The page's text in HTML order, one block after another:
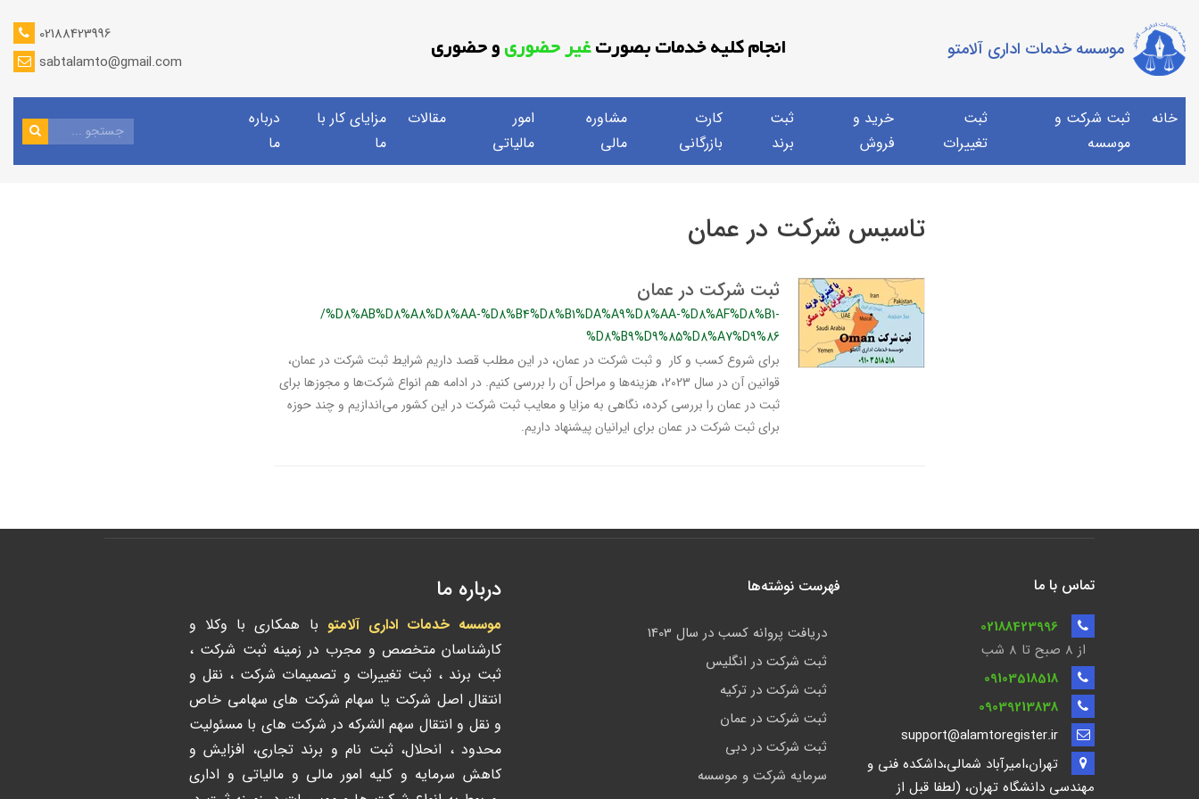
موسسه خدمات اداری آلامتو انجام کلیه خدمات بصورتغیر حضوریو حضوری
02188423996
sabtalamto@gmail.com
خانه
ثبت شرکت و
موسسه
ثبت
تغییرات
خرید و
فروش
ثبت
برند
کارت
بازرگانی
مشاوره
مالی
امور
مالیاتی
مقالات
مزایای کار با
ما
درباره
ما
تاسیس شرکت در عمان
ثبت شرکت در عمان
/%D8%AB%D8%A8%D8%AA-%D8%B4%D8%B1%DA%A9%D8%AA-%D8%AF%D8%B1-
%D8%B9%D9%85%D8%A7%D9%86
برای شروع کسب و کار و ثبت شرکت در عمان، در این مطلب قصد داریم شرایط ثبت شرکت در عمان،
قوانین آن در سال 2023، هزینه‌ها و مراحل آن را بررسی کنیم. در ادامه هم انواع شرکت‌ها و مجوزها برای
ثبت در عمان را بررسی کرده، نگاهی به مزایا و معایب ثبت شرکت در این کشور می‌اندازیم و چند حوزه
برای ثبت شرکت در عمان برای ایرانیان پیشنهاد داریم.
تماس با ما
02188423996
از 8 صبح تا ۸ شب
09103518518
09039213838
support@alamtoregister.ir
تهران،امیرآباد شمالی،داشکده فنی و
مهندسی دانشگاه تهران، (لطفا قبل از
فهرست نوشته‌ها
دریافت پروانه کسب در سال 1403
ثبت شرکت در انگلیس
ثبت شرکت در ترکیه
ثبت شرکت در عمان
ثبت شرکت در دبی
سرمایه شرکت و موسسه
درباره ما
موسسه خدمات اداری آلامتو با همکاری با وکلا و
کارشناسان متخصص و مجرب در زمینه ثبت شرکت ،
ثبت برند ، ثبت تغییرات و تصمیمات شرکت ، نقل و
انتقال اصل شرکت یا سهام شرکت های سهامی خاص
و نقل و انتقال سهم الشرکه در شرکت های با مسئولیت
محدود ، انحلال، ثبت نام و برند تجاری، افزایش و
کاهش سرمایه و کلیه امور مالی و مالیاتی و اداری